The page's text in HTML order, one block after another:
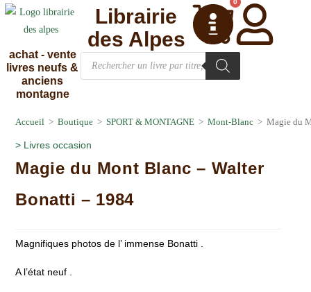
achat - vente
livres neufs &
anciens
montagne
0
Librairie
des Alpes
Accueil > Boutique > SPORT & MONTAGNE > Mont-Blanc > Magie du
> Livres occasion
Magie du Mont Blanc – Walter
Bonatti – 1984
Magnifiques photos de l’ immense Bonatti .
A l’état neuf .